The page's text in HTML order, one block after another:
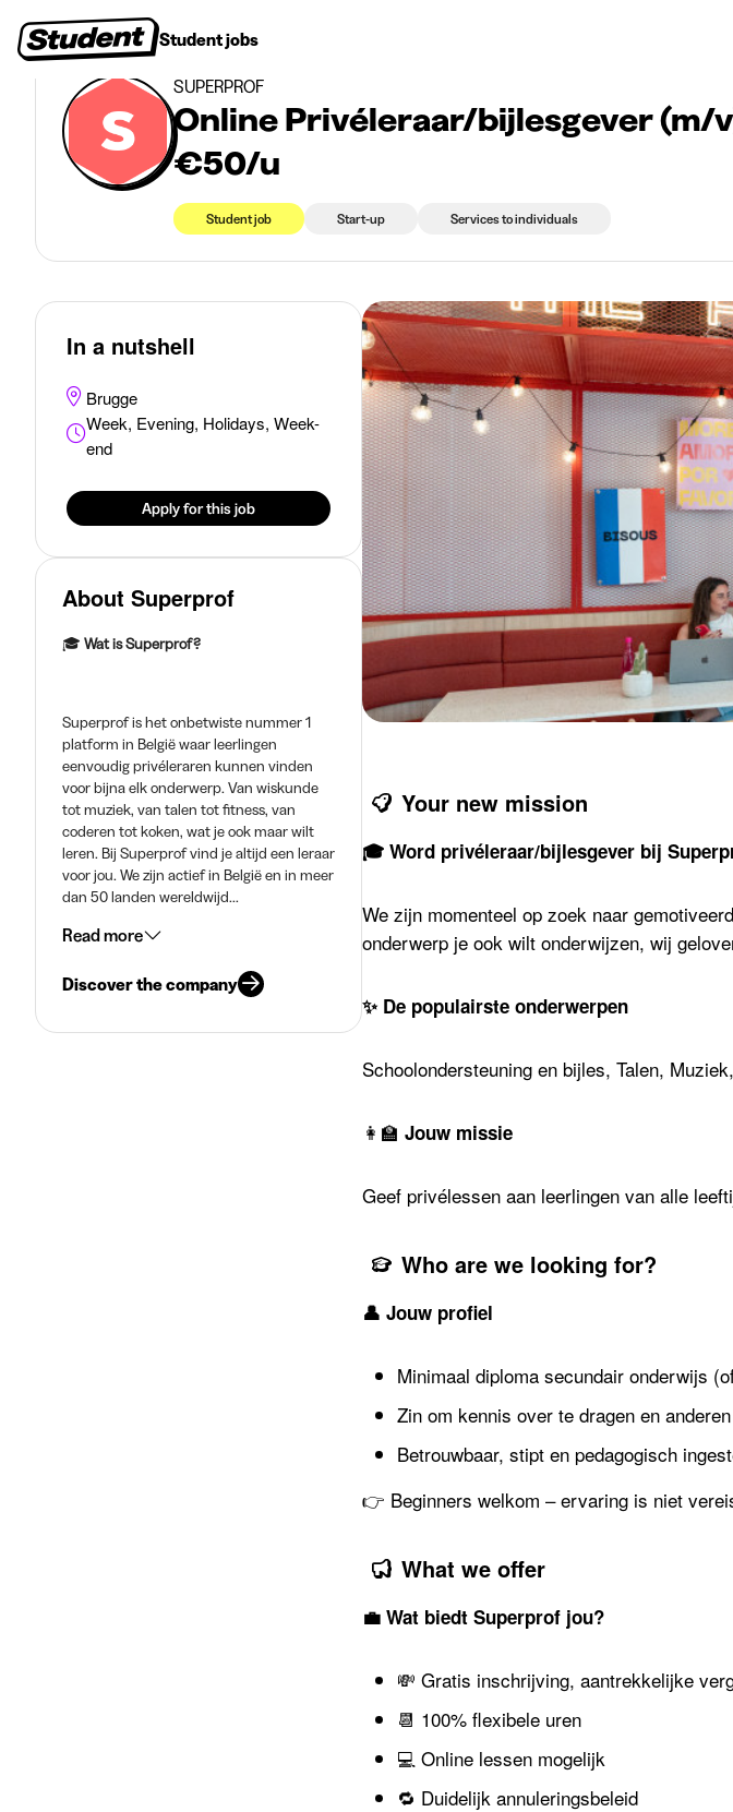
Student jobs
Student jobs>Brugge>
SUPERPROF
Online Privéleraar/bijlesgever
€50/u
Student job Start-up Services to individuals
In a nutshell
Brugge
Week, Evening, Holidays, Week-
end
Apply for this job
About Superprof
🎓 Wat is Superprof?
Superprof is het onbetwiste nummer 1
platform in België waar leerlingen
eenvoudig privéleraren kunnen vinden
voor bijna elk onderwerp. Van wiskunde
tot muziek, van talen tot fitness, van
coderen tot koken, wat je ook maar wilt
leren. Bij Superprof vind je altijd een leraar
voor jou. We zijn actief in België en in meer
dan 50 landen wereldwijd...
Read more
Discover the company
Your new mission
🎓 Word privéleraar/bijlesgever bij
We zijn momenteel op zoek naar
onderwerp je ook wilt onderwijzen, wij
✨ De populairste onderwerpen
Schoolondersteuning en bijles, Talen,
👩‍🏫 Jouw missie
Geef privélessen aan leerlingen van alle
Who are we looking for?
👤 Jouw profiel
Minimaal diploma secundair onderwijs
Zin om kennis over te dragen en
Betrouwbaar, stipt en pedagogisch
👉 Beginners welkom – ervaring is niet
What we offer
💼 Wat biedt Superprof jou?
💸 Gratis inschrijving, aantrekkelijke
📆 100% flexibele uren
💻 Online lessen mogelijk
🔁 Duidelijk annuleringsbeleid